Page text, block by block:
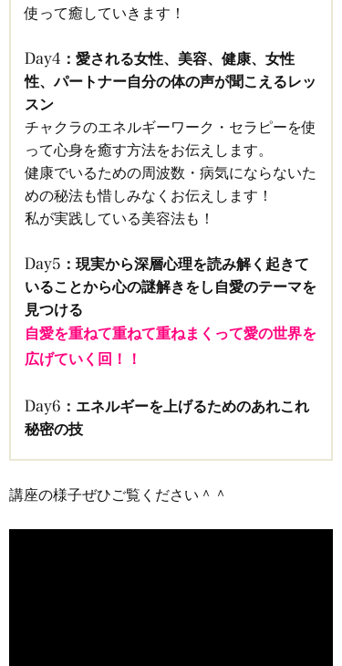
使って癒していきます！
Day4 ： 愛される女性、美容、健康、女性
性、パートナー自分の体の声が聞こえるレッ
スン
チャクラのエネルギーワーク・セラピーを使
って心身を癒す方法をお伝えします。
健康でいるための周波数・病気にならないた
めの秘法も惜しみなくお伝えします！
私が実践している美容法も！
Day5 ： 現実から深層心理を読み解く起きて
いることから心の謎解きをし自愛のテーマを
見つける
自愛を重ねて重ねて重ねまくって愛の世界を
広げていく回！！
Day6 ：エネルギーを上げるためのあれこれ
秘密の技
講座の様子ぜひご覧ください＾＾